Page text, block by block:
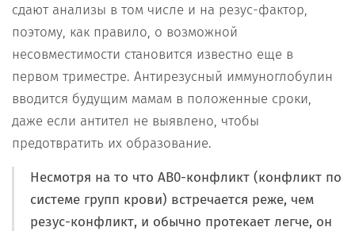
сдают анализы в том числе и на резус-фактор,
поэтому, как правило, о возможной
несовместимости становится известно еще в
первом триместре. Антирезусный иммуноглобулин
вводится будущим мамам в положенные сроки,
даже если антител не выявлено, чтобы
предотвратить их образование.
Несмотря на то что АВ0-конфликт (конфликт по
системе групп крови) встречается реже, чем
резус-конфликт, и обычно протекает легче, он